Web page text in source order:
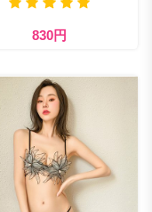
830円